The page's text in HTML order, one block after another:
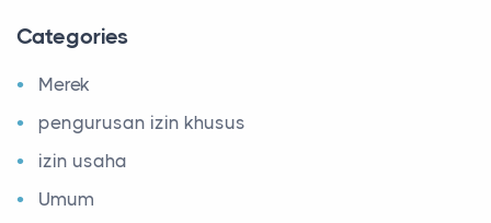
Categories
Merek
pengurusan izin khusus
izin usaha
Umum